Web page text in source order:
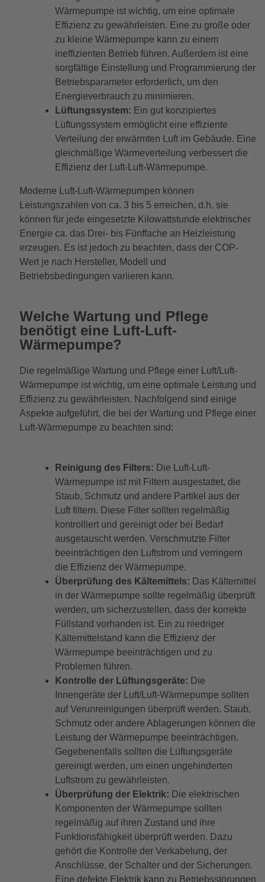
Wärmepumpe ist wichtig, um eine optimale
Effizienz zu gewährleisten. Eine zu große oder
zu kleine Wärmepumpe kann zu einem
ineffizienten Betrieb führen. Außerdem ist eine
sorgfältige Einstellung und Programmierung der
Betriebsparameter erforderlich, um den
Energieverbrauch zu minimieren.
Lüftungssystem: Ein gut konzipiertes
Lüftungssystem ermöglicht eine effiziente
Verteilung der erwärmten Luft im Gebäude. Eine
gleichmäßige Wärmeverteilung verbessert die
Effizienz der Luft-Luft-Wärmepumpe.
Moderne Luft-Luft-Wärmepumpen können
Leistungszahlen von ca. 3 bis 5 erreichen, d.h. sie
können für jede eingesetzte Kilowattstunde elektrischer
Energie ca. das Drei- bis Fünffache an Heizleistung
erzeugen. Es ist jedoch zu beachten, dass der COP-
Wert je nach Hersteller, Modell und
Betriebsbedingungen variieren kann.
Welche Wartung und Pflege
benötigt eine Luft-Luft-
Wärmepumpe?
Die regelmäßige Wartung und Pflege einer Luft/Luft-
Wärmepumpe ist wichtig, um eine optimale Leistung und
Effizienz zu gewährleisten. Nachfolgend sind einige
Aspekte aufgeführt, die bei der Wartung und Pflege einer
Luft-Wärmepumpe zu beachten sind:
Reinigung des Filters: Die Luft-Luft-
Wärmepumpe ist mit Filtern ausgestattet, die
Staub, Schmutz und andere Partikel aus der
Luft filtern. Diese Filter sollten regelmäßig
kontrolliert und gereinigt oder bei Bedarf
ausgetauscht werden. Verschmutzte Filter
beeinträchtigen den Luftstrom und verringern
die Effizienz der Wärmepumpe.
Überprüfung des Kältemittels: Das Kältemittel
in der Wärmepumpe sollte regelmäßig überprüft
werden, um sicherzustellen, dass der korrekte
Füllstand vorhanden ist. Ein zu niedriger
Kältemittelstand kann die Effizienz der
Wärmepumpe beeinträchtigen und zu
Problemen führen.
Kontrolle der Lüftungsgeräte: Die
Innengeräte der Luft/Luft-Wärmepumpe sollten
auf Verunreinigungen überprüft werden. Staub,
Schmutz oder andere Ablagerungen können die
Leistung der Wärmepumpe beeinträchtigen.
Gegebenenfalls sollten die Lüftungsgeräte
gereinigt werden, um einen ungehinderten
Luftstrom zu gewährleisten.
Überprüfung der Elektrik: Die elektrischen
Komponenten der Wärmepumpe sollten
regelmäßig auf ihren Zustand und ihre
Funktionsfähigkeit überprüft werden. Dazu
gehört die Kontrolle der Verkabelung, der
Anschlüsse, der Schalter und der Sicherungen.
Eine defekte Elektrik kann zu Betriebsstörungen